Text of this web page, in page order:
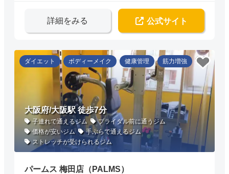
詳細をみる 公式サイト
ダイエット ボディーメイク 健康管理 筋力増強
大阪府/大阪駅 徒歩7分
子連れで通えるジム
ブライダル前に通うジム
価格が安いジム
手ぶらで通えるジム
ストレッチが受けられるジム
パームス 梅田店（PALMS）